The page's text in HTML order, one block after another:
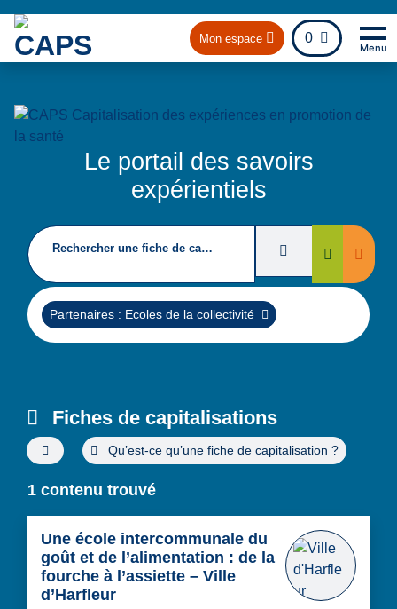
Mon espace 0
fichier
Menu
Le portail des savoirs
expérientiels
Rechercher une fiche de capitalisation Filtres deRechercher
Supprimer
Partenaires : Ecoles de la collectivité
Fiches de capitalisations
Filtres de recherche avancée
Qu’est-ce qu’une fiche de capitalisation ?
1 contenu trouvé
Une école intercommunale du
goût et de l’alimentation : de la
fourche à l’assiette – Ville
d’Harfleur